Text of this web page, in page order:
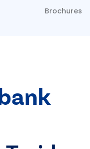
Brochures